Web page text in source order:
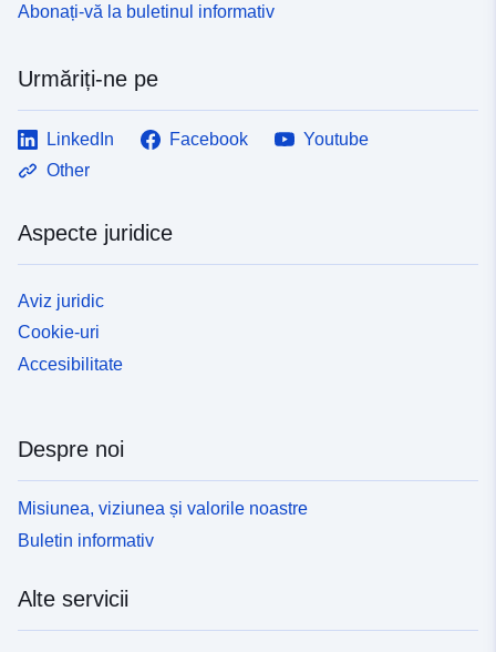
Abonați-vă la buletinul informativ
Urmăriți-ne pe
LinkedIn Facebook
Youtube
Other
Aspecte juridice
Aviz juridic
Cookie-uri
Accesibilitate
Despre noi
Misiunea, viziunea și valorile noastre
Buletin informativ
Alte servicii